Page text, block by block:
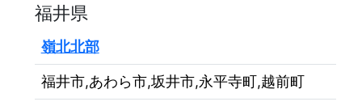
福井県
嶺北北部
福井市,あわら市,坂井市,永平寺町,越前町